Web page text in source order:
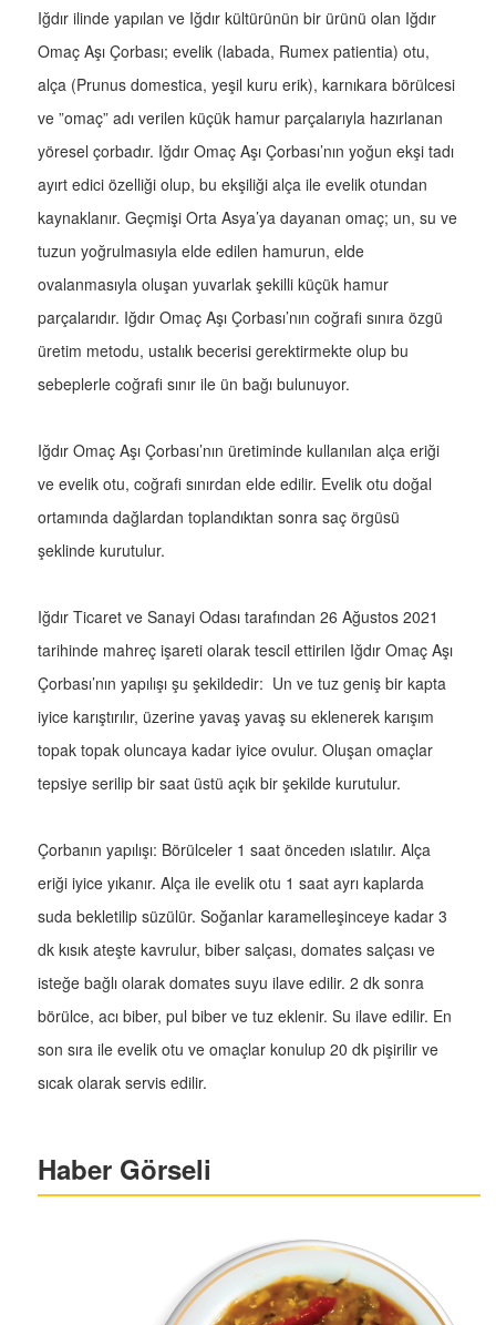
Iğdır ilinde yapılan ve Iğdır kültürünün bir ürünü olan Iğdır
Omaç Aşı Çorbası; evelik (labada, Rumex patientia) otu,
alça (Prunus domestica, yeşil kuru erik), karnıkara börülcesi
ve ”omaç” adı verilen küçük hamur parçalarıyla hazırlanan
yöresel çorbadır. Iğdır Omaç Aşı Çorbası’nın yoğun ekşi tadı
ayırt edici özelliği olup, bu ekşiliği alça ile evelik otundan
kaynaklanır. Geçmişi Orta Asya’ya dayanan omaç; un, su ve
tuzun yoğrulmasıyla elde edilen hamurun, elde
ovalanmasıyla oluşan yuvarlak şekilli küçük hamur
parçalarıdır. Iğdır Omaç Aşı Çorbası’nın coğrafi sınıra özgü
üretim metodu, ustalık becerisi gerektirmekte olup bu
sebeplerle coğrafi sınır ile ün bağı bulunuyor.
Iğdır Omaç Aşı Çorbası’nın üretiminde kullanılan alça eriği
ve evelik otu, coğrafi sınırdan elde edilir. Evelik otu doğal
ortamında dağlardan toplandıktan sonra saç örgüsü
şeklinde kurutulur.
Iğdır Ticaret ve Sanayi Odası tarafından 26 Ağustos 2021
tarihinde mahreç işareti olarak tescil ettirilen Iğdır Omaç Aşı
Çorbası’nın yapılışı şu şekildedir: Un ve tuz geniş bir kapta
iyice karıştırılır, üzerine yavaş yavaş su eklenerek karışım
topak topak oluncaya kadar iyice ovulur. Oluşan omaçlar
tepsiye serilip bir saat üstü açık bir şekilde kurutulur.
Çorbanın yapılışı: Börülceler 1 saat önceden ıslatılır. Alça
eriği iyice yıkanır. Alça ile evelik otu 1 saat ayrı kaplarda
suda bekletilip süzülür. Soğanlar karamelleşinceye kadar 3
dk kısık ateşte kavrulur, biber salçası, domates salçası ve
isteğe bağlı olarak domates suyu ilave edilir. 2 dk sonra
börülce, acı biber, pul biber ve tuz eklenir. Su ilave edilir. En
son sıra ile evelik otu ve omaçlar konulup 20 dk pişirilir ve
sıcak olarak servis edilir.
Haber Görseli